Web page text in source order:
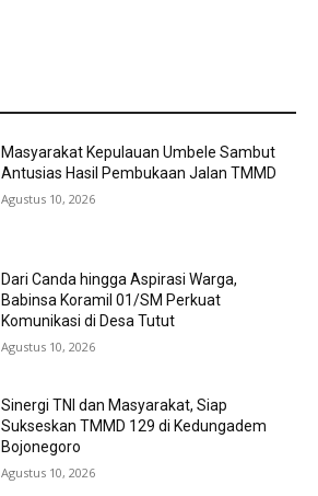
Masyarakat Kepulauan Umbele Sambut
Antusias Hasil Pembukaan Jalan TMMD
Agustus 10, 2026
Dari Canda hingga Aspirasi Warga,
Babinsa Koramil 01/SM Perkuat
Komunikasi di Desa Tutut
Agustus 10, 2026
Sinergi TNI dan Masyarakat, Siap
Sukseskan TMMD 129 di Kedungadem
Bojonegoro
Agustus 10, 2026